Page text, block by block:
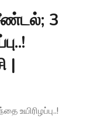
3
|
உயிரிழப்பு..!